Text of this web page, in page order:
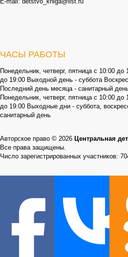
ЧАСЫ РАБОТЫ
Понедельник, четверг, пятница с 10:00
до 19:00 Выходной день - суббота
Последний день месяца - санитарный
Понедельник, четверг, пятница с 10:00
до 19:00 Выходные дни - суббота,
санитарный день
Авторское право © 2026 Центральная
Все права защищены.
Число зарегистрированных участников: